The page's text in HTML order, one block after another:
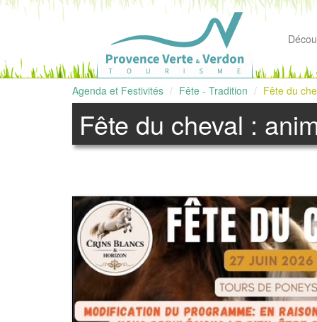
Agenda et Festivités Fête - Tradition Fête du
Fête du cheval :